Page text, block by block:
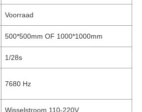
Voorraad
500*500mm OF 1000*1000mm
1/28s
7680 Hz
Wisselstroom 110-220V